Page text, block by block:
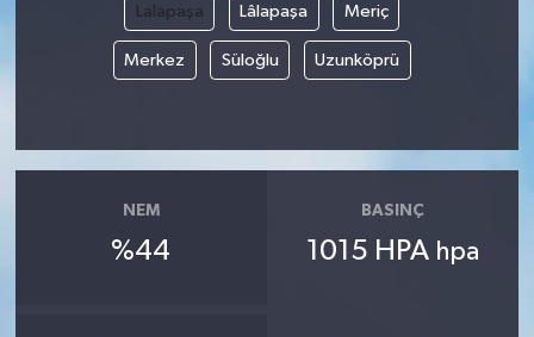
Lalapaşa Lâlapaşa Meriç
Merkez Süloğlu Uzunköprü
NEM
%44
BASINÇ
1015 HPA hpa